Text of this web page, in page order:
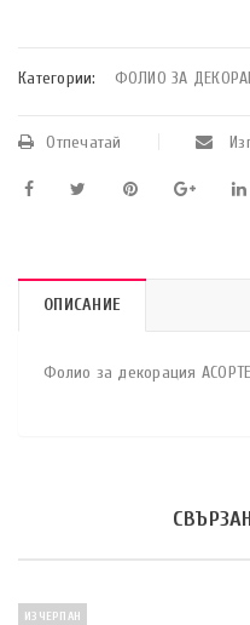
Категории: ФОЛИО ЗА
Отпечатай
ОПИСАНИЕ
Фолио за декорация
ИЗЧЕРПАН